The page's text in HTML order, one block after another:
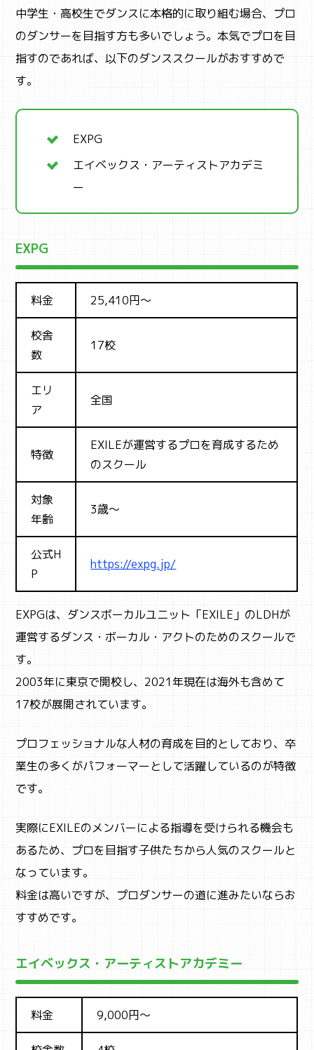
中学生・高校生でダンスに本格的に取り組む場合、プロ
のダンサーを目指す方も多いでしょう。本気でプロを目
指すのであれば、以下のダンススクールがおすすめで
す。
EXPG
エイベックス・アーティストアカデミ
ー
EXPG
料金 25,410円～
校舎
数
17校
エリ
ア
全国
特徴
EXILEが運営するプロを育成するため
のスクール
対象
年齢
3歳～
公式H
P
https://expg.jp/
EXPGは、 ダンスボーカルユニット「EXILE」のLDHが
運営するダンス・ボーカル・アクトのためのスクールで
す。
2003年に東京で開校し、2021年現在は海外も含めて
17校が展開されています。
プロフェッショナルな人材の育成を目的としており、卒
業生の多くがパフォーマーとして活躍しているのが特徴
です。
実際にEXILEのメンバーによる指導を受けられる機会も
あるため、プロを目指す子供たちから人気のスクールと
なっています。
料金は高いですが、プロダンサーの道に進みたいならお
すすめです。
エイベックス・アーティストアカデミー
料金 9,000円～